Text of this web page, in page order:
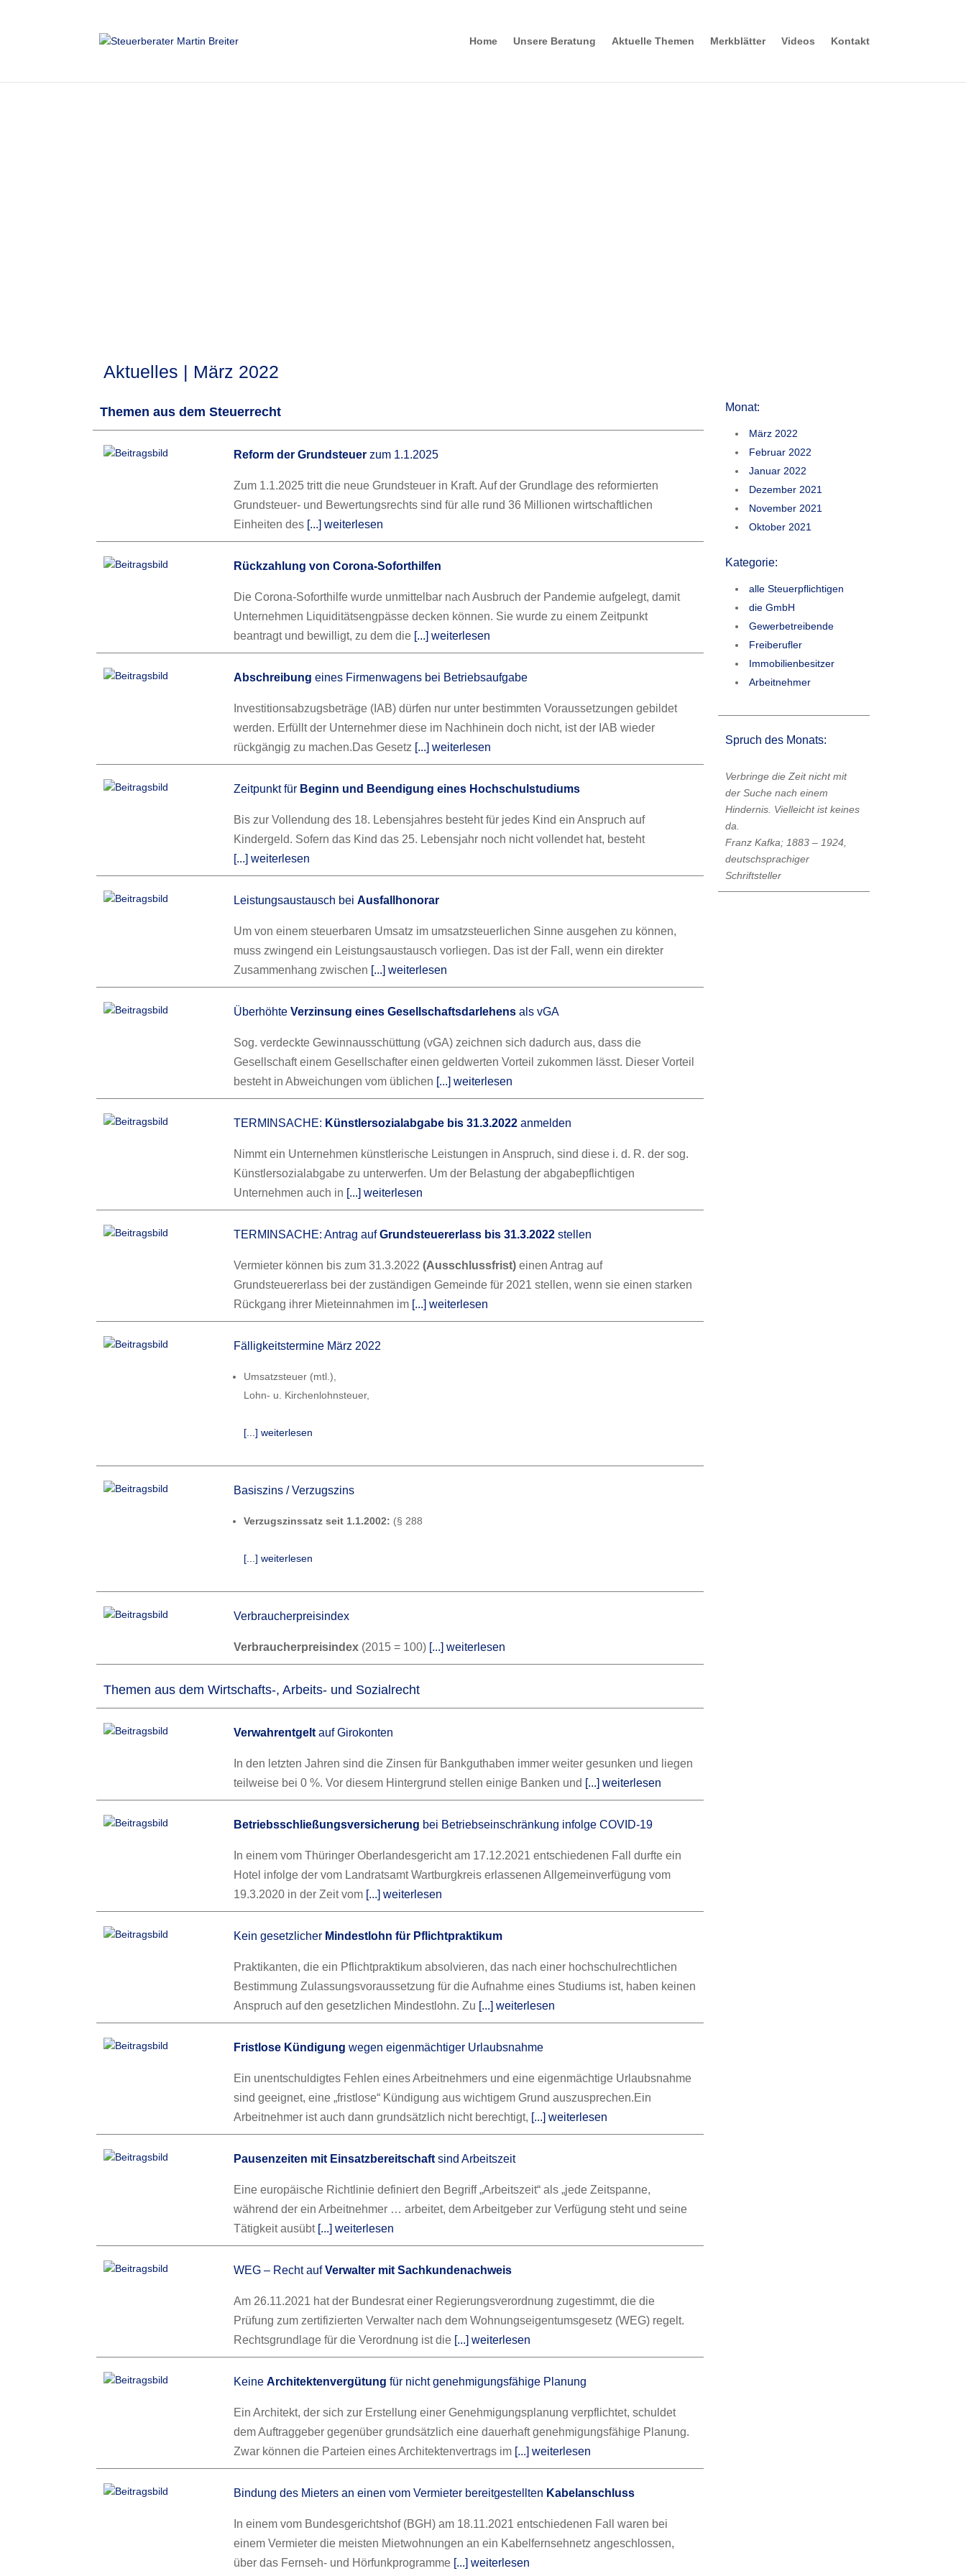
Home Unsere Beratung Aktuelle Themen Merkblätter Videos Kontakt
Aktuelles | März 2022
Themen aus dem Steuerrecht
Reform der Grundsteuer zum 1.1.2025
Zum 1.1.2025 tritt die neue Grundsteuer in Kraft. Auf der Grundlage des reformierten
Grundsteuer- und Bewertungsrechts sind für alle rund 36 Millionen wirtschaftlichen
Einheiten des [...] weiterlesen
Rückzahlung von Corona-Soforthilfen
Die Corona-Soforthilfe wurde unmittelbar nach Ausbruch der Pandemie aufgelegt, damit
Unternehmen Liquiditätsengpässe decken können. Sie wurde zu einem Zeitpunkt
beantragt und bewilligt, zu dem die [...] weiterlesen
Abschreibung eines Firmenwagens bei Betriebsaufgabe
Investitionsabzugsbeträge (IAB) dürfen nur unter bestimmten Voraussetzungen gebildet
werden. Erfüllt der Unternehmer diese im Nachhinein doch nicht, ist der IAB wieder
rückgängig zu machen.Das Gesetz [...] weiterlesen
Zeitpunkt für Beginn und Beendigung eines Hochschulstudiums
Bis zur Vollendung des 18. Lebensjahres besteht für jedes Kind ein Anspruch auf
Kindergeld. Sofern das Kind das 25. Lebensjahr noch nicht vollendet hat, besteht
[...] weiterlesen
Leistungsaustausch beiAusfallhonorar
Um von einem steuerbaren Umsatz im umsatzsteuerlichen Sinne ausgehen zu können,
muss zwingend ein Leistungsaustausch vorliegen. Das ist der Fall, wenn ein direkter
Zusammenhang zwischen [...] weiterlesen
ÜberhöhteVerzinsung eines Gesellschaftsdarlehens als vGA
Sog. verdeckte Gewinnausschüttung (vGA) zeichnen sich dadurch aus, dass die
Gesellschaft einem Gesellschafter einen geldwerten Vorteil zukommen lässt. Dieser Vorteil
besteht in Abweichungen vom üblichen [...] weiterlesen
TERMINSACHE: Künstlersozialabgabe bis 31.3.2022 anmelden
Nimmt ein Unternehmen künstlerische Leistungen in Anspruch, sind diese i. d. R. der sog.
Künstlersozialabgabe zu unterwerfen. Um der Belastung der abgabepflichtigen
Unternehmen auch in [...] weiterlesen
TERMINSACHE: Antrag aufGrundsteuererlass bis 31.3.2022 stellen
Vermieter können bis zum 31.3.2022(Ausschlussfrist)einen Antrag auf
Grundsteuererlass bei der zuständigen Gemeinde für 2021 stellen, wenn sie einen starken
Rückgang ihrer Mieteinnahmen im [...] weiterlesen
Fälligkeitstermine März 2022
Umsatzsteuer (mtl.),
Lohn- u. Kirchenlohnsteuer,
[...] weiterlesen
Basiszins / Verzugszins
Verzugszinssatz seit 1.1.2002: (§ 288
[...] weiterlesen
Verbraucherpreisindex
Verbraucherpreisindex (2015 = 100) [...] weiterlesen
Themen aus dem Wirtschafts-, Arbeits- und Sozialrecht
Verwahrentgelt auf Girokonten
In den letzten Jahren sind die Zinsen für Bankguthaben immer weiter gesunken und liegen
teilweise bei 0 %. Vor diesem Hintergrund stellen einige Banken und [...] weiterlesen
Betriebsschließungsversicherung bei Betriebseinschränkung infolge COVID-19
In einem vom Thüringer Oberlandesgericht am 17.12.2021 entschiedenen Fall durfte ein
Hotel infolge der vom Landratsamt Wartburgkreis erlassenen Allgemeinverfügung vom
19.3.2020 in der Zeit vom [...] weiterlesen
Kein gesetzlicher Mindestlohn für Pflichtpraktikum
Praktikanten, die ein Pflichtpraktikum absolvieren, das nach einer hochschulrechtlichen
Bestimmung Zulassungsvoraussetzung für die Aufnahme eines Studiums ist, haben keinen
Anspruch auf den gesetzlichen Mindestlohn. Zu [...] weiterlesen
Fristlose Kündigung wegen eigenmächtiger Urlaubsnahme
Ein unentschuldigtes Fehlen eines Arbeitnehmers und eine eigenmächtige Urlaubsnahme
sind geeignet, eine „fristlose“ Kündigung aus wichtigem Grund auszusprechen.Ein
Arbeitnehmer ist auch dann grundsätzlich nicht berechtigt, [...] weiterlesen
Pausenzeiten mit Einsatzbereitschaft sind Arbeitszeit
Eine europäische Richtlinie definiert den Begriff „Arbeitszeit“ als „jede Zeitspanne,
während der ein Arbeitnehmer … arbeitet, dem Arbeitgeber zur Verfügung steht und seine
Tätigkeit ausübt [...] weiterlesen
WEG – Recht aufVerwalter mit Sachkundenachweis
Am 26.11.2021 hat der Bundesrat einer Regierungsverordnung zugestimmt, die die
Prüfung zum zertifizierten Verwalter nach dem Wohnungseigentumsgesetz (WEG) regelt.
Rechtsgrundlage für die Verordnung ist die [...] weiterlesen
KeineArchitektenvergütung für nicht genehmigungsfähige Planung
Ein Architekt, der sich zur Erstellung einer Genehmigungsplanung verpflichtet, schuldet
dem Auftraggeber gegenüber grundsätzlich eine dauerhaft genehmigungsfähige Planung.
Zwar können die Parteien eines Architektenvertrags im [...] weiterlesen
Bindung des Mieters an einen vom Vermieter bereitgestellten Kabelanschluss
In einem vom Bundesgerichtshof (BGH) am 18.11.2021 entschiedenen Fall waren bei
einem Vermieter die meisten Mietwohnungen an ein Kabelfernsehnetz angeschlossen,
über das Fernseh- und Hörfunkprogramme [...] weiterlesen
Monat:
März 2022
Februar 2022
Januar 2022
Dezember 2021
November 2021
Oktober 2021
Kategorie:
alle Steuerpflichtigen
die GmbH
Gewerbetreibende
Freiberufler
Immobilienbesitzer
Arbeitnehmer
Spruch des Monats:
Verbringe die Zeit nicht mit
der Suche nach einem
Hindernis. Vielleicht ist keines
da.
Franz Kafka; 1883 – 1924,
deutschsprachiger
Schriftsteller